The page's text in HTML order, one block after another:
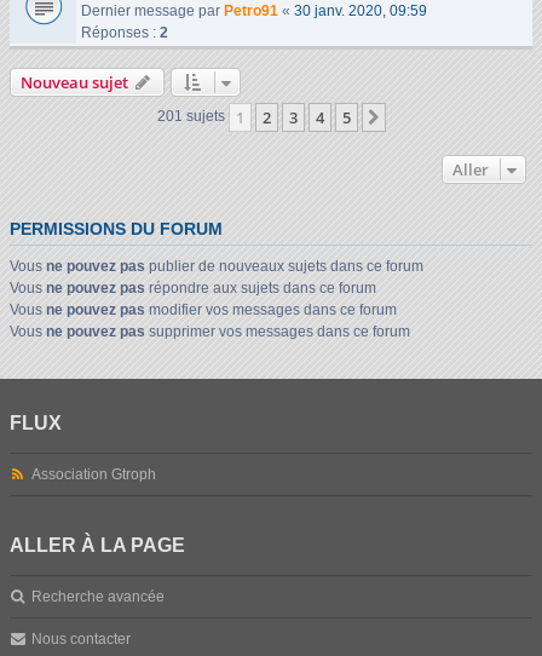
Dernier message par Petro91 « 30 janv. 2020, 09:59
Réponses : 2
Nouveau sujet
201 sujets 1 2 3 4 5
Aller
PERMISSIONS DU FORUM
Vous ne pouvez pas publier de nouveaux sujets dans ce forum
Vous ne pouvez pas répondre aux sujets dans ce forum
Vous ne pouvez pas modifier vos messages dans ce forum
Vous ne pouvez pas supprimer vos messages dans ce forum
FLUX
Association Gtroph
ALLER À LA PAGE
Recherche avancée
Nous contacter